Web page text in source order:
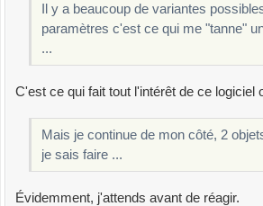
Il y a beaucoup de variantes
paramètres c'est ce qui me "tanne"
...
C'est ce qui fait tout l'intérêt de ce logiciel
Mais je continue de mon côté, 2
je sais faire ...
Évidemment, j'attends avant de réagir.